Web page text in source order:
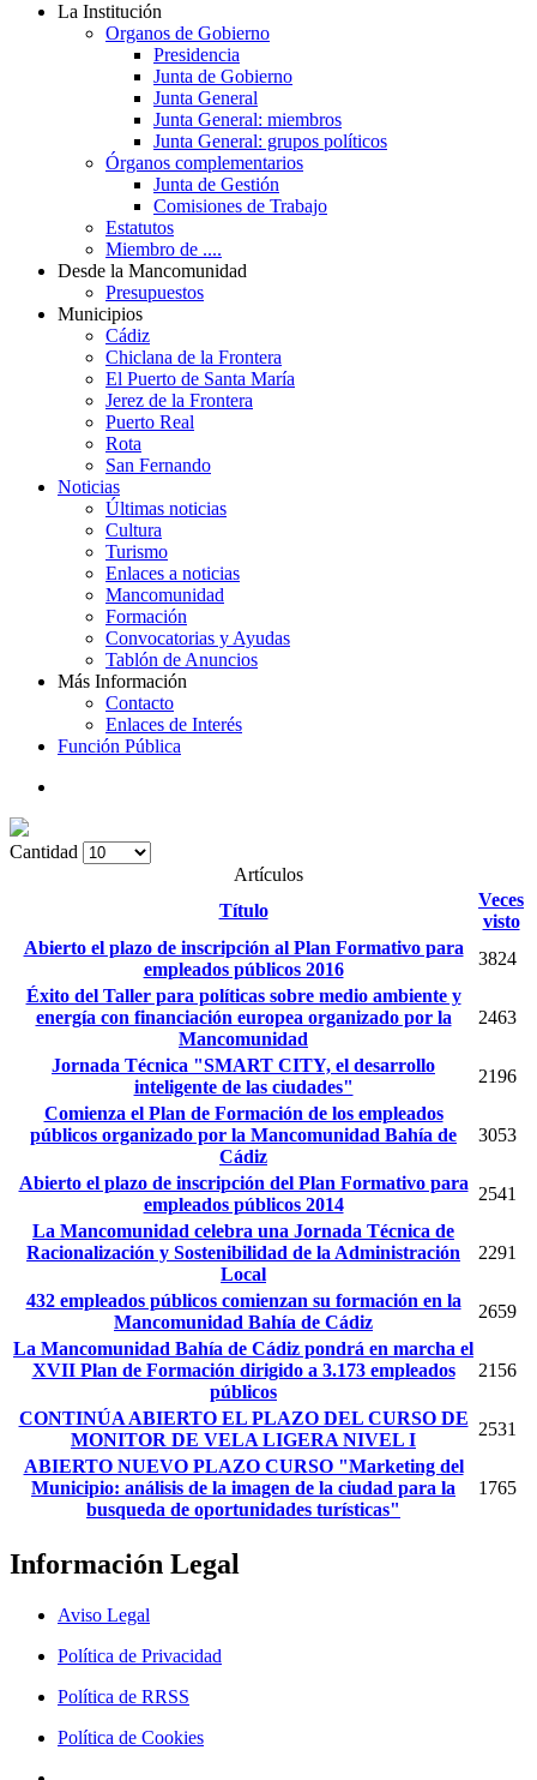
La Institución
Organos de Gobierno
Presidencia
Junta de Gobierno
Junta General
Junta General: miembros
Junta General: grupos políticos
Órganos complementarios
Junta de Gestión
Comisiones de Trabajo
Estatutos
Miembro de ....
Desde la Mancomunidad
Presupuestos
Municipios
Cádiz
Chiclana de la Frontera
El Puerto de Santa María
Jerez de la Frontera
Puerto Real
Rota
San Fernando
Noticias
Últimas noticias
Cultura
Turismo
Enlaces a noticias
Mancomunidad
Formación
Convocatorias y Ayudas
Tablón de Anuncios
Más Información
Contacto
Enlaces de Interés
Función Pública
Cantidad
Artículos
Título
Veces
visto
Abierto el plazo de inscripción al Plan Formativo para
empleados públicos 2016
3824
Éxito del Taller para políticas sobre medio ambiente y
energía con financiación europea organizado por la
Mancomunidad
2463
Jornada Técnica "SMART CITY, el desarrollo
inteligente de las ciudades"
2196
Comienza el Plan de Formación de los empleados
públicos organizado por la Mancomunidad Bahía de
Cádiz
3053
Abierto el plazo de inscripción del Plan Formativo para
empleados públicos 2014
2541
La Mancomunidad celebra una Jornada Técnica de
Racionalización y Sostenibilidad de la Administración
Local
2291
432 empleados públicos comienzan su formación en la
Mancomunidad Bahía de Cádiz
2659
La Mancomunidad Bahía de Cádiz pondrá en marcha el
XVII Plan de Formación dirigido a 3.173 empleados
públicos
2156
CONTINÚA ABIERTO EL PLAZO DEL CURSO DE
MONITOR DE VELA LIGERA NIVEL I
2531
ABIERTO NUEVO PLAZO CURSO "Marketing del
Municipio: análisis de la imagen de la ciudad para la
busqueda de oportunidades turísticas"
1765
Información Legal
Aviso Legal
Política de Privacidad
Política de RRSS
Política de Cookies